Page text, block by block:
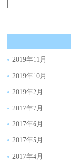
2019年11月
2019年10月
2019年2月
2017年7月
2017年6月
2017年5月
2017年4月